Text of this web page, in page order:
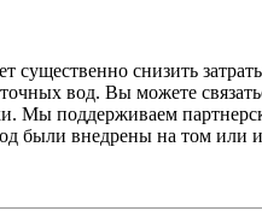
снизить
вод. Вы можете
Мы поддерживаем
были внедрены на том или